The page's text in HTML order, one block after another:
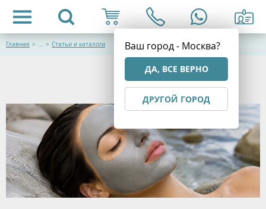
Ваш город - Москва?
ДА, ВСЕ ВЕРНО
ДРУГОЙ ГОРОД
Главная > ... > Статьи и каталоги